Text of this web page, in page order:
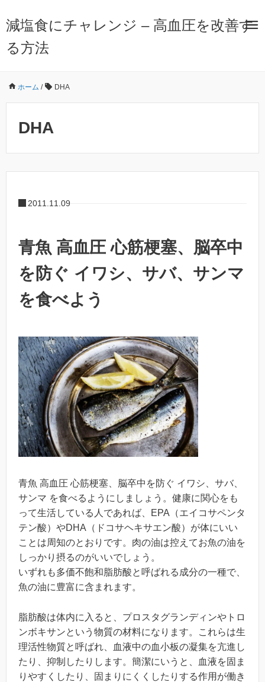
減塩食にチャレンジ – 高血圧を改善す
る方法
ホーム / DHA
DHA
2011.11.09
青魚 高血圧 心筋梗塞、脳卒中
を防ぐ イワシ、サバ、サンマ
を食べよう
青魚 高血圧 心筋梗塞、脳卒中を防ぐ イワシ、サバ、
サンマ を食べるようにしましょう。健康に関心をも
って生活している人であれば、EPA（エイコサペンタ
テン酸）やDHA（ドコサヘキサエン酸）が体にいい
ことは周知のとおりです。肉の油は控えてお魚の油を
しっかり摂るのがいいでしょう。
いずれも多価不飽和脂肪酸と呼ばれる成分の一種で、
魚の油に豊富に含まれます。
脂肪酸は体内に入ると、プロスタグランディンやトロ
ンボキサンという物質の材料になります。これらは生
理活性物質と呼ばれ、血液中の血小板の凝集を亢進し
たり、抑制したりします。簡潔にいうと、血液を固ま
りやすくしたり、固まりにくくしたりする作用が働き